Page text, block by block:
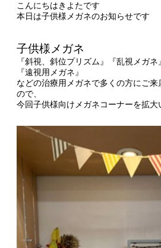
こんにちはきよたです
本日は子供様メガネのお知らせです
子供様メガネ
『斜視、斜位プリズム』『乱視メガネ
『遠視用メガネ』
などの治療用メガネで多くの方にご
ので、
今回子供様向けメガネコーナーを拡大